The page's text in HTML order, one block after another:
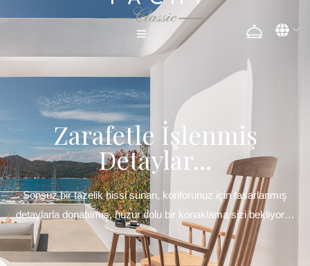
Zarafetle İşlenmiş
Detaylar...
Sonsuz bir tazelik hissi sunan, konforunuz için tasarlanmış
detaylarla donatılmış, huzur dolu bir konaklama sizi bekliyor…